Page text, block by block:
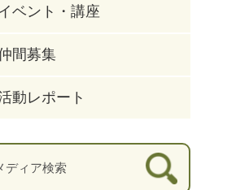
イベント・講座
間募集
動レポート